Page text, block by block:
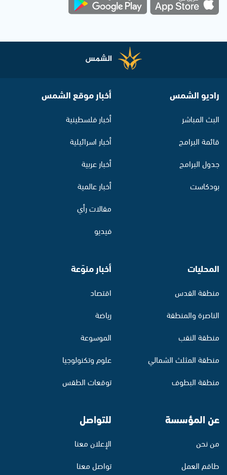
راديو الشمس
البث المباشر
قائمة البرامج
جدول البرامج
بودكاست
أخبار موقع الشمس
أخبار فلسطينية
أخبار اسرائيلية
أخبار عربية
أخبار عالمية
مقالات رأي
فيديو
المحليات
منطقة القدس
الناصرة والمنطقة
منطقة النقب
منطقة المثلث الشمالي
منطقة البطوف
أخبار منوّعة
اقتصاد
رياضة
الموسوعة
علوم وتكنولوجيا
توقعات الطقس
عن المؤسسة
من نحن
طاقم العمل
للتواصل
الإعلان معنا
تواصل معنا